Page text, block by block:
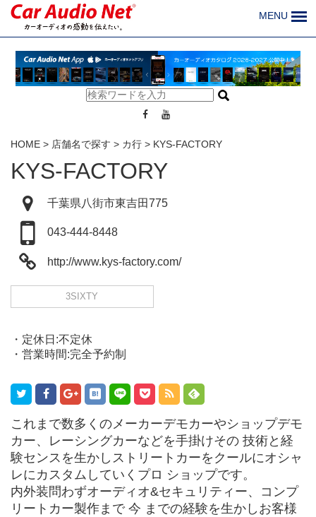
MENU
HOME > 店舗名で探す > カ行 > KYS-FACTORY
KYS-FACTORY
千葉県八街市東吉田775
043-444-8448
http://www.kys-factory.com/
3SIXTY
・定休日:不定休
・営業時間:完全予約制
これまで数多くのメーカーデモカーやショップデモ
カー、レーシングカーなどを手掛けその 技術と経
験センスを生かしストリートカーをクールにオシャ
レにカスタムしていくプロ ショップです。
内外装問わずオーディオ&セキュリティー、コンプ
リートカー製作まで 今 までの経験を生かしお客様